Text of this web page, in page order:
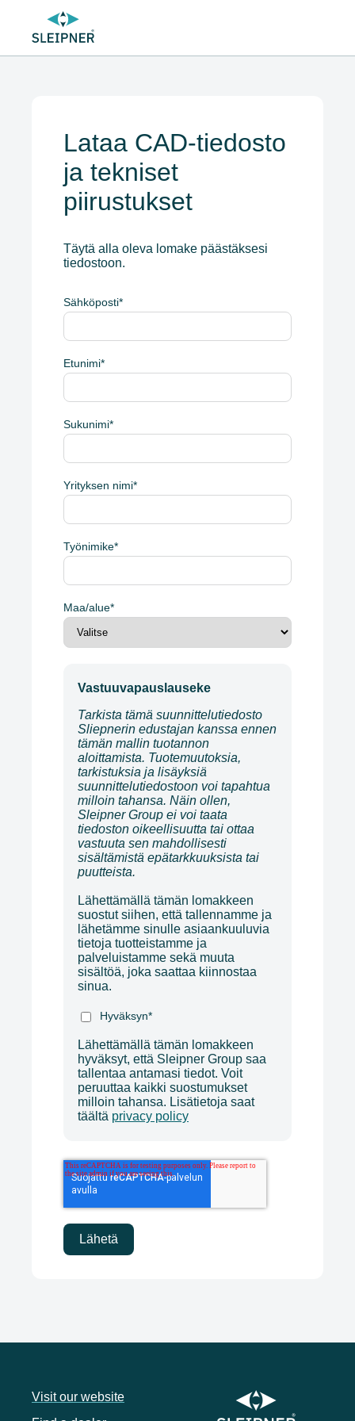
Lataa CAD-tiedosto
ja tekniset
piirustukset
Täytä alla oleva lomake päästäksesi
tiedostoon.
Sähköposti*
Etunimi*
Sukunimi*
Yrityksen nimi*
Työnimike*
Maa/alue*
Vastuuvapauslauseke
Tarkista tämä suunnittelutiedosto
Sliepnerin edustajan kanssa ennen
tämän mallin tuotannon
aloittamista. Tuotemuutoksia,
tarkistuksia ja lisäyksiä
suunnittelutiedostoon voi tapahtua
milloin tahansa. Näin ollen,
Sleipner Group ei voi taata
tiedoston oikeellisuutta tai ottaa
vastuuta sen mahdollisesti
sisältämistä epätarkkuuksista tai
puutteista.
Lähettämällä tämän lomakkeen
suostut siihen, että tallennamme ja
lähetämme sinulle asiaankuuluvia
tietoja tuotteistamme ja
palveluistamme sekä muuta
sisältöä, joka saattaa kiinnostaa
sinua.
Hyväksyn*
Lähettämällä tämän lomakkeen
hyväksyt, että Sleipner Group saa
tallentaa antamasi tiedot. Voit
peruuttaa kaikki suostumukset
milloin tahansa. Lisätietoja saat
täältä privacy policy
Visit our website